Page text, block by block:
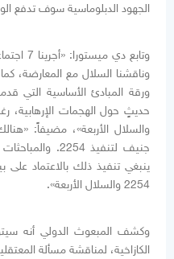
الجهود الدبلوماسية سوف تدفع
وناقشنا السلال مع المعارضة،
ورقة المبادئ الأساسية التي
والسلال الأربعة»، مضيفاً:
جنيف لتنفيذ
ينبغي تنفيذ ذلك بالاعتماد على
2254 والسلال الأربعة».
وكشف المبعوث الدولي أنه
الكازاخية، لمناقشة مسألة